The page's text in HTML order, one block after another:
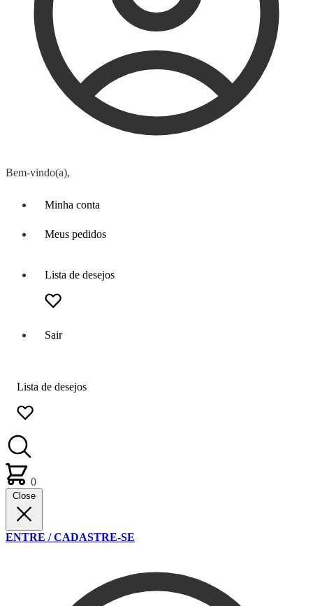
Bem-vindo(a),
Minha conta
Meus pedidos
Lista de desejos
Sair
Lista de desejos
0
Close
ENTRE / CADASTRE-SE